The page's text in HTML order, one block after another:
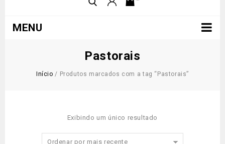
MENU
Pastorais
Início / Produtos marcados com a tag “Pastorais”
Exibindo um único resultado
Ordenar por mais recente